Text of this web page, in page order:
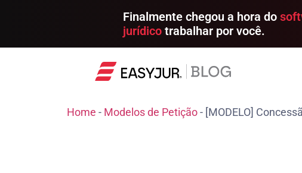
Finalmente chegou a hora do
jurídico trabalhar por você.
Home - Modelos de Petição- [MODELO]